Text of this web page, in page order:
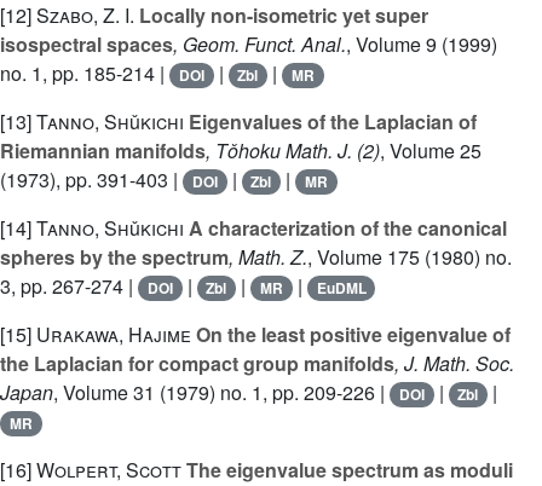
[12]Szabo, Z. I. Locally non-isometric yet super
isospectral spaces, Geom. Funct. Anal., Volume 9 (1999)
no. 1, pp. 185-214 |
DOI | Zbl | MR
[13]Tanno, Shǔkichi Eigenvalues of the Laplacian of
Riemannian manifolds, Tǒhoku Math. J. (2), Volume 25
(1973), pp. 391-403 |
DOI | Zbl | MR
[14]Tanno, Shǔkichi A characterization of the canonical
spheres by the spectrum, Math. Z., Volume 175 (1980) no.
3, pp. 267-274 |
DOI | Zbl | MR | EuDML
[15] Urakawa, Hajime On the least positive eigenvalue of
the Laplacian for compact group manifolds, J. Math. Soc.
Japan, Volume 31 (1979) no. 1, pp. 209-226 | DOI | Zbl |
MR
[16]Wolpert, ScottThe eigenvalue spectrum as moduli